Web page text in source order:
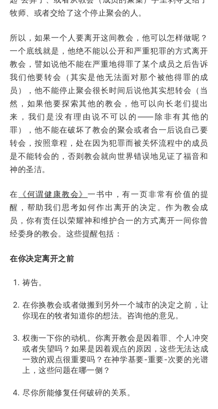
牧师、或者交给了这个停止聚会的人。
所以，如果一个人要离开这间教会，他可以怎样做呢？
一个底线就是，他绝不能以公开和严重犯罪的方式离开
教会，譬如说他不能在严重地得罪了某个成员之后告诉
我们他要转会（其实是他无法面对那个被他得罪的成
员），他不能停止聚会很长时间后说他其实想转会（当
然，如果他要探索其他的教会，他可以向长老们提出
来，我们是没有理由说不可以的——除非有其他的
罪），他不能在破坏了教会的聚会或者合一后说自己要
转会，按照章程，处在因为犯罪而被关怀流程中的成员
是不能转会的，否则教会就向世界错误地见证了福音和
神的圣洁。
在 《何谓健康教会》一书中，有一页非常有价值的提
醒，帮助我们思考如何作出离开的决定。作为教会成
员，你有责任以荣耀神和维护合一的方式离开一间你曾
经委身的教会。这些提醒包括：
在你决定离开之前
祷告。
在你换教会或者做搬到另外一个城市的决定之前，让
你现在的牧者知道你的想法。咨询他的意见。
权衡一下你的动机。你离开教会是因着罪、个人冲突
或者失望吗？如果是因着观点的原因，这些无法达成
一致的观点很重要吗？在神学基要-重要-次要的光谱
上，这些问题在哪一侧？
尽你所能修复任何破碎的关系。